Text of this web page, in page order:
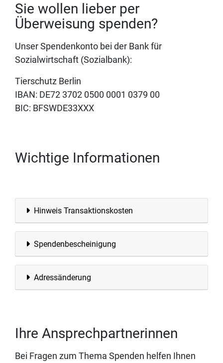
Sie wollen lieber per
Überweisung spenden?
Unser Spendenkonto bei der Bank für
Sozialwirtschaft (Sozialbank):
Tierschutz Berlin
IBAN: DE72 3702 0500 0001 0379 00
BIC: BFSWDE33XXX
Wichtige Informationen
Hinweis Transaktionskosten
Spendenbescheinigung
Adressänderung
Ihre Ansprechpartnerinnen
Bei Fragen zum Thema Spenden helfen Ihnen